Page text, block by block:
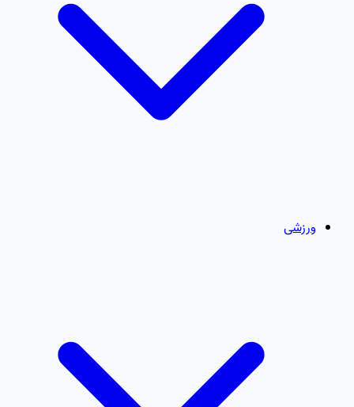
ورزشی